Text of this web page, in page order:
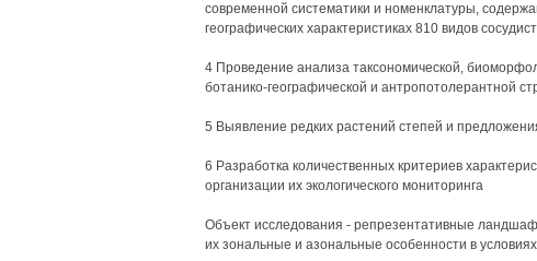
современной систематики и номенклатуры,
географических характеристиках 810 видов
4 Проведение анализа таксономической,
ботанико-географической и антропотолерантной
5 Выявление редких растений степей и
6 Разработка количественных критериев
организации их экологического мониторинга
Объект исследования - репрезентативные
их зональные и азональные особенности в